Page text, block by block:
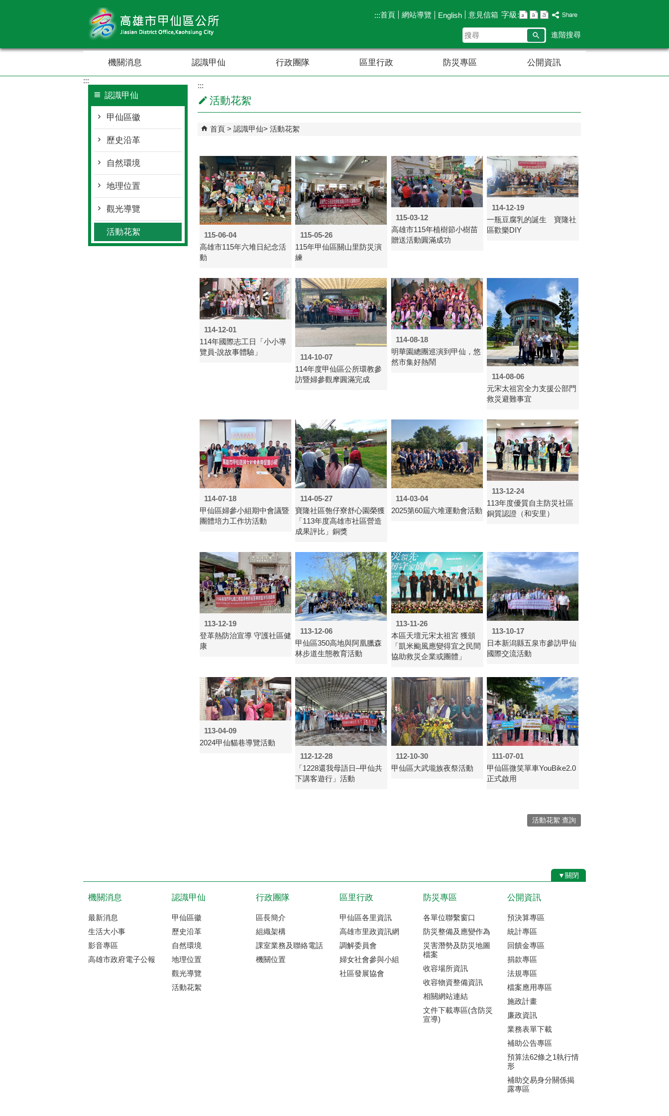
:::首頁 網站導覽 English 意見信箱 字級:
搜
尋
進階搜尋
機關消息 認識甲仙 行政團隊 區里行政 防災專區 公開資訊
:::
認識甲仙
甲仙區徽
歷史沿革
自然環境
地理位置
觀光導覽
活動花絮
:::
活動花絮
首頁 認識甲仙 活動花絮
115-06-04
高雄市115年六堆日紀念活
動
115-05-26
115年甲仙區關山里防災演
練
115-03-12
高雄市115年植樹節小樹苗
贈送活動圓滿成功
114-12-19
一瓶豆腐乳的誕生 寶隆社
區歡樂DIY
114-12-01
114年國際志工日「小小導
覽員-說故事體驗」
114-10-07
114年度甲仙區公所環教參
訪暨婦參觀摩圓滿完成
114-08-18
明華園總團巡演到甲仙，悠
然市集好熱鬧
114-08-06
元宋太祖宮全力支援公部門
救災避難事宜
114-07-18
甲仙區婦參小組期中會議暨
團體培力工作坊活動
114-05-27
寶隆社區匏仔寮舒心園榮獲
「113年度高雄市社區營造
成果評比」銅獎
114-03-04
2025第60屆六堆運動會活動
113-12-24
113年度優質自主防災社區
銅質認證（和安里）
113-12-19
登革熱防治宣導 守護社區健
康
113-12-06
甲仙區350高地與阿凰臘森
林步道生態教育活動
113-11-26
本區天壇元宋太祖宮 獲頒
「凱米颱風應變得宜之民間
協助救災企業或團體」
113-10-17
日本新潟縣五泉市參訪甲仙
國際交流活動
113-04-09
2024甲仙貓巷導覽活動
112-12-28
「1228還我母語日–甲仙共
下講客遊行」活動
112-10-30
甲仙區大武壠族夜祭活動
111-07-01
甲仙區微笑單車YouBike2.0
正式啟用
活動花絮 查詢
▼關閉
機關消息
最新消息
生活大小事
影音專區
高雄市政府電子公報
認識甲仙
甲仙區徽
歷史沿革
自然環境
地理位置
觀光導覽
活動花絮
行政團隊
區長簡介
組織架構
課室業務及聯絡電話
機關位置
區里行政
甲仙區各里資訊
高雄市里政資訊網
調解委員會
婦女社會參與小組
社區發展協會
防災專區
各單位聯繫窗口
防災整備及應變作為
災害潛勢及防災地圖
檔案
收容場所資訊
收容物資整備資訊
相關網站連結
文件下載專區(含防災
宣導)
公開資訊
預決算專區
統計專區
回饋金專區
捐款專區
法規專區
檔案應用專區
施政計畫
廉政資訊
業務表單下載
補助公告專區
預算法62條之1執行情
形
補助交易身分關係揭
露專區